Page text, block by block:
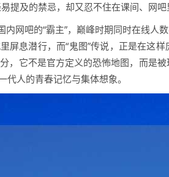
提及的禁忌，却又忍不住在课间、网吧
网吧的“霸主”，巅峰时期同时在线人
屏息潜行，而“鬼图”传说，正是在这
，它不是官方定义的恐怖地图，而是
人的青春记忆与集体想象。